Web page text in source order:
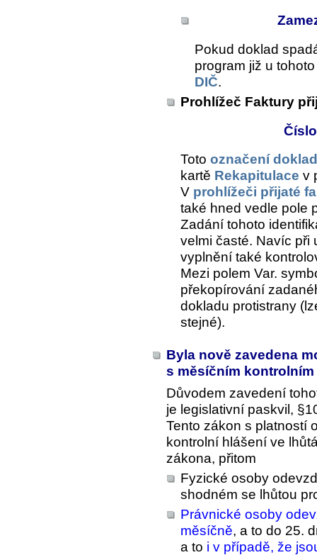
Pokud doklad
program již u
DIČ.
Prohlížeč Faktury
Toto označení
kartě Rekapitulace v
V prohlížeči přijaté
také hned vedle pole
Zadání tohoto
velmi časté. Navíc při
vyplnění také
Mezi polem Var.
překopírování
dokladu protistrany
stejné).
Byla nově zavedena
s měsíčním
Důvodem zavedení
je legislativní paskvil,
Tento zákon s platností
kontrolní hlášení ve
zákona, přitom
Fyzické osoby
shodném se lhůtou
Právnické osoby
měsíčně, a to do 25.
a to i v případě, že